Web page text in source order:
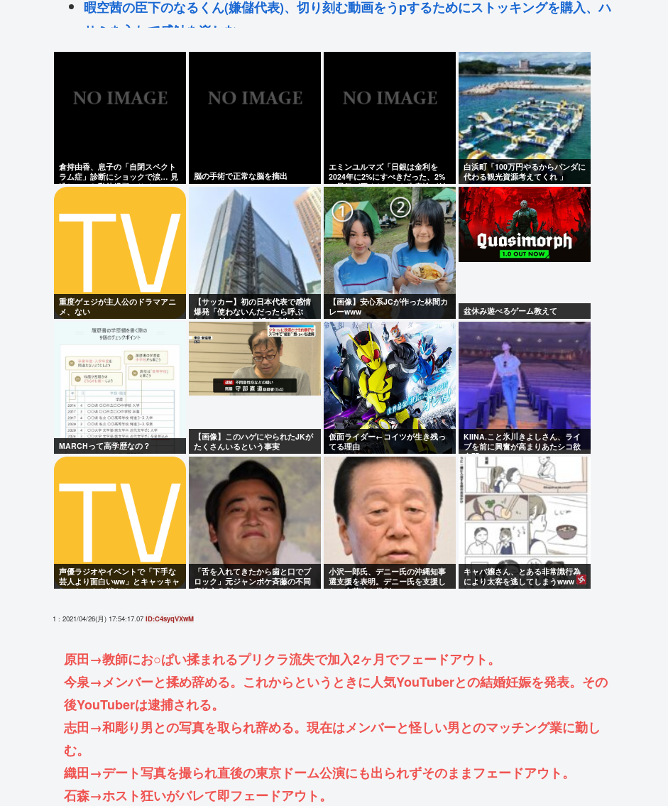
暇空茜の臣下のなるくん(嫌儲代表)、切り刻む動画をうpするためにストッキングを購入、ハ
サミを入れて感触を楽しむ
堀大輔「にこにこ」筋トレ中 コメント「寝たほうが良い」堀大輔「！！」筋トレ器具を破壊
ごみ収集車「あ！燃えるゴミの中にペットボトルや段ボールや中華鍋やドラム缶やテレビが
入ってる！」
へずまりゅう、熊本で被災地支援中に発熱… 「緊急で病院に向かい点滴を打ったら楽に」 回
一昨日の水曜日のダウンタウン面白かった？？
Powered by livedoor 相互RSS
倉持由香、息子の「自閉スペクト
ラム症」診断にショックで涙… 見
逃していた乳幼児期のサインとは
脳の手術で正常な脳を摘出
エミンユルマズ「日銀は金利を
2024年に2%にすべきだった、2%
で景気が悪くなるなら生産性が低
い利益が出せない企業、潰れろ
白浜町「100万円やるからパンダに
代わる観光資源考えてくれ 」
重度ゲェジが主人公のドラマアニ
メ、ない
【サッカー】初の日本代表で感情
爆発「使わないんだったら呼ぶ
な！」 涙ながらに訴え「俺を何で
選んだんだ？」ストライカーの意
地
【画像】安心系JCが作った林間カ
レーwww
盆休み遊べるゲーム教えて
MARCHって高学歴なの？
【画像】このハゲにやられたJKが
たくさんいるという事実
仮面ライダー←コイツが生き残っ
てる理由
KIINA.こと氷川きよしさん、ライ
ブを前に興奮が高まりあたシコ欲
全開www
声優ラジオやイベントで「下手な
芸人より面白いww」とキャッキャ
してたオタク消える
「舌を入れてきたから歯と口でブ
ロック」元ジャンポケ斉藤の不同
意性交公判
小沢一郎氏、デニー氏の沖縄知事
選支援を表明。デニー氏を支援し
ない中革連を批判
キャバ嬢さん、とある非常識行為
により太客を逃してしまうwww
1 : 2021/04/26(月) 17:54:17.07 ID:C4syqVXwM
原田→教師にお○ぱい揉まれるプリクラ流失で加入2ヶ月でフェードアウト。
今泉→メンバーと揉め辞める。これからというときに人気YouTuberとの結婚妊娠を発表。その
後YouTuberは逮捕される。
志田→和彫り男との写真を取られ辞める。現在はメンバーと怪しい男とのマッチング業に勤し
む。
織田→デート写真を撮られ直後の東京ドーム公演にも出られずそのままフェードアウト。
石森→ホスト狂いがバレて即フェードアウト。